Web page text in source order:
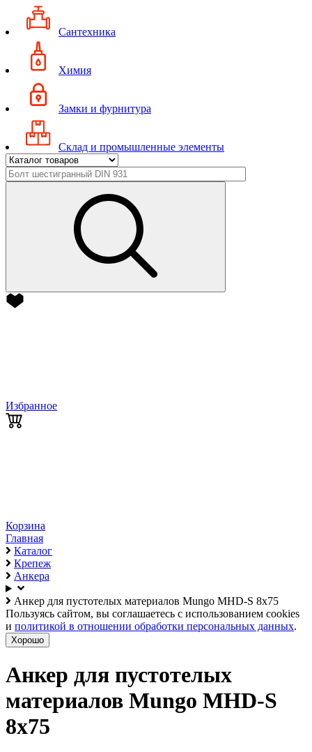
Сантехника
Химия
Замки и фурнитура
Склад и промышленные элементы
Избранное
Корзина
Главная
Каталог
Крепеж
Анкера
Анкер для пустотелых материалов Mungo MHD-S 8х75
Пользуясь сайтом, вы соглашаетесь с использованием cookies
и политикой в отношении обработки персональных данных.
Хорошо
Анкер для пустотелых
материалов Mungo MHD-S
8х75